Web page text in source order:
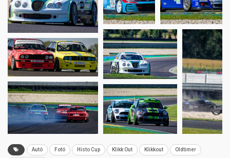
Autó Fotó Histo Cup Klikk Out Klikkout Oldtimer